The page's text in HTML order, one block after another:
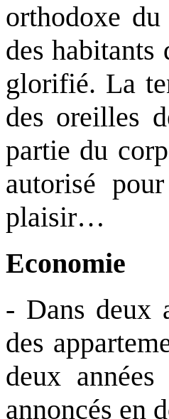
orthodoxe
des
glorifié. La
des oreilles
partie du
autorisé
plaisir…
Economie
- Dans deux
des
deux
annoncés en